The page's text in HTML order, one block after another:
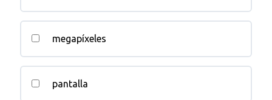
megapíxeles
pantalla